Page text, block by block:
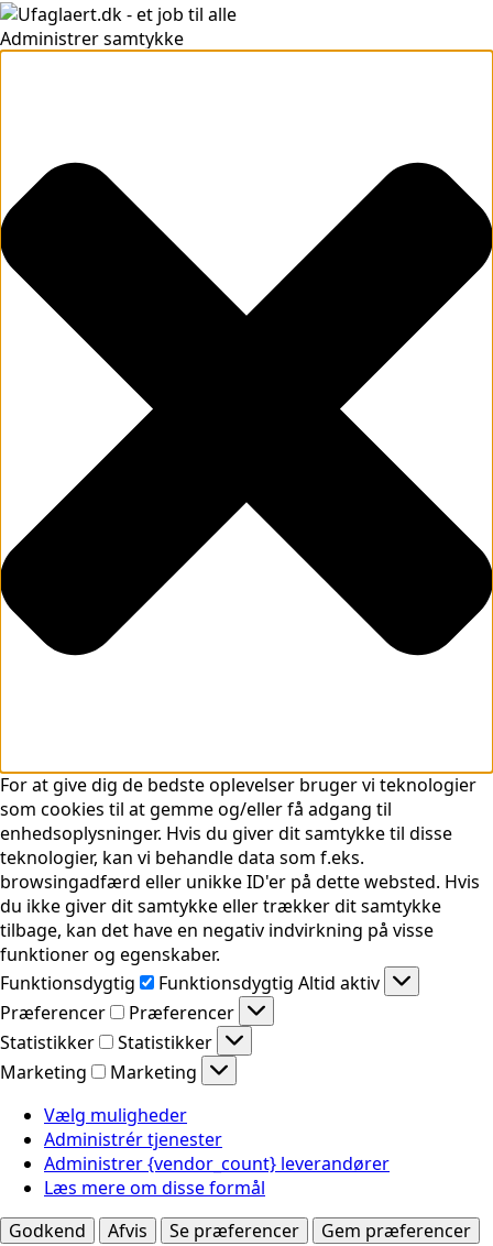
Administrer samtykke
For at give dig de bedste oplevelser bruger vi teknologier
som cookies til at gemme og/eller få adgang til
enhedsoplysninger. Hvis du giver dit samtykke til disse
teknologier, kan vi behandle data som f.eks.
browsingadfærd eller unikke ID'er på dette websted. Hvis
du ikke giver dit samtykke eller trækker dit samtykke
tilbage, kan det have en negativ indvirkning på visse
funktioner og egenskaber.
Funktionsdygtig
Funktionsdygtig Altid aktiv
Præferencer
Præferencer
Statistikker
Statistikker
Marketing
Marketing
Vælg muligheder
Administrér tjenester
Administrer {vendor_count} leverandører
Læs mere om disse formål
Godkend
Afvis Se præferencer
Gem præferencer